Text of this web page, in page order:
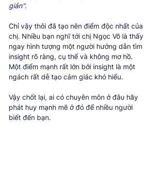
giản".
Chỉ vậy thôi đã tạo nên điểm độc nhất của
chị. Nhiều bạn nghĩ tới chị Ngọc Võ là thấy
ngay hình tượng một người hướng dẫn tìm
insight rõ ràng, cụ thể và không mơ hồ.
Một điểm mạnh rất lớn bởi insight là một
ngách rất dễ tạo cảm giác khó hiểu.
Vậy chốt lại, ai có chuyên môn ở đâu hãy
phát huy mạnh mẽ ở đó để nhiều người
biết đến bạn.